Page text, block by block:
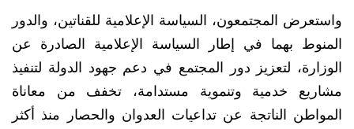
واستعرض المجتمعون، السياسة الإعلامية للقناتين، والدور
المنوط بهما في إطار السياسة الإعلامية الصادرة عن
الوزارة، لتعزيز دور المجتمع في دعم جهود الدولة لتنفيذ
مشاريع خدمية وتنموية مستدامة، تخفف من معاناة
المواطن الناتجة عن تداعيات العدوان والحصار منذ أكثر